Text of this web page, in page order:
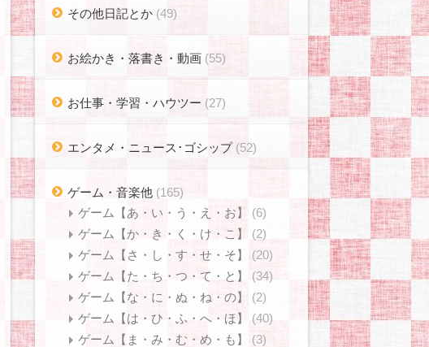
その他日記とか (49)
お絵かき・落書き・動画 (55)
お仕事・学習・ハウツー (27)
エンタメ・ニュース･ゴシップ(52)
ゲーム・音楽他 (165)
ゲーム【あ・い・う・え・お】
(6)
ゲーム【か・き・く・け・こ】
(2)
ゲーム【さ・し・す・せ・そ】
(20)
ゲーム【た・ち・つ・て・と】
(34)
ゲーム【な・に・ぬ・ね・の】
(2)
ゲーム【は・ひ・ふ・へ・ほ】
(40)
ゲーム【ま・み・む・め・も】
(3)